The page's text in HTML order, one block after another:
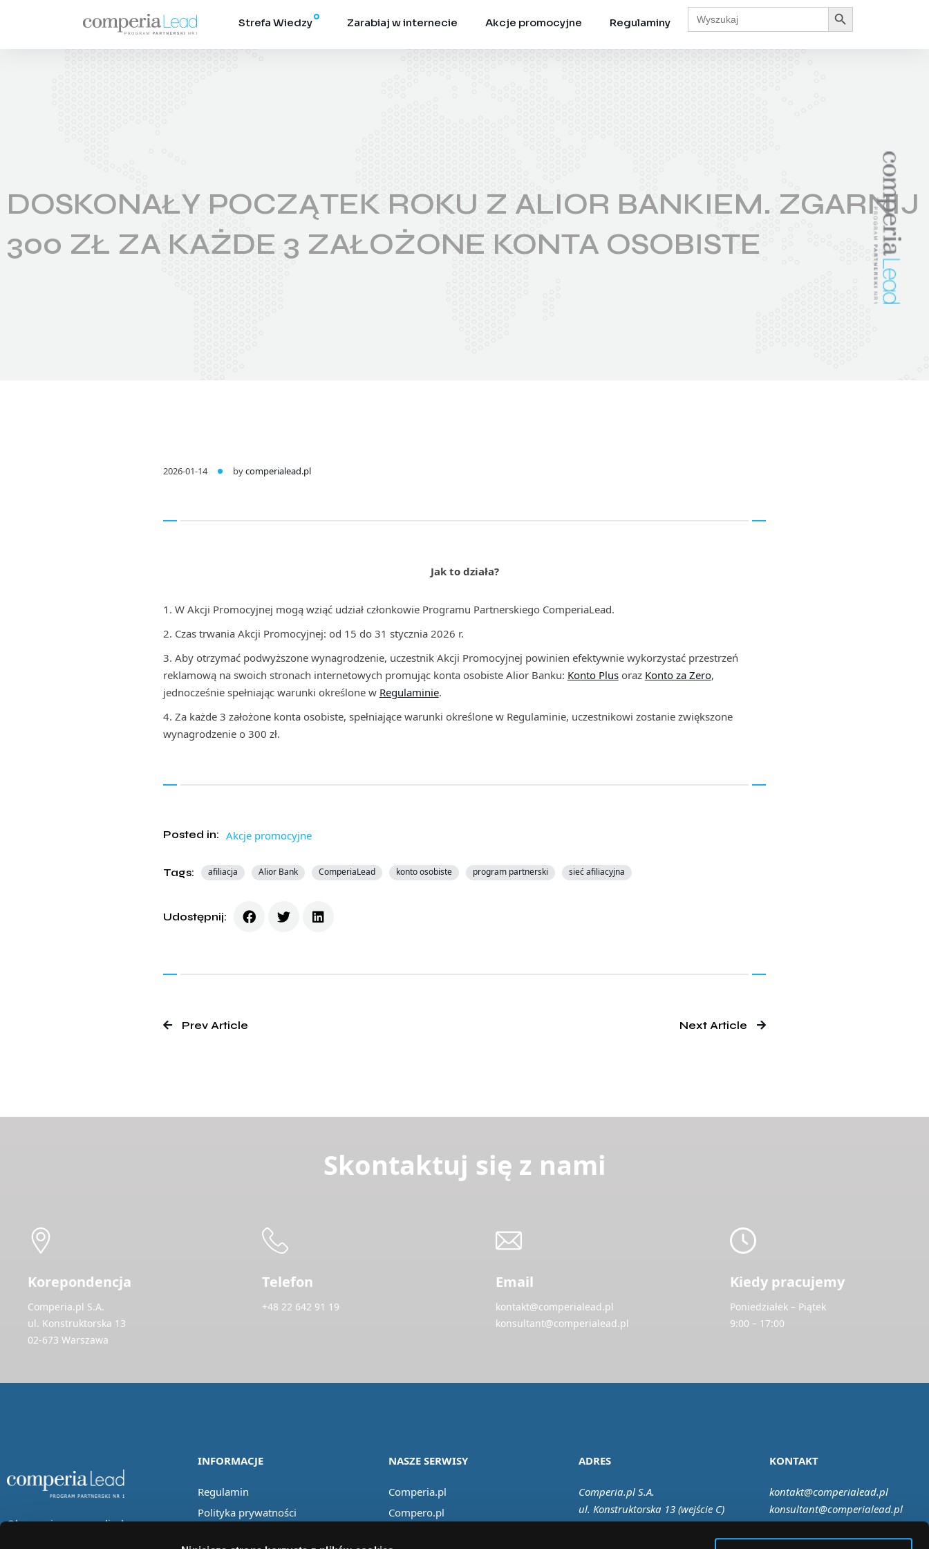
Strefa Wiedzy Zarabiaj w internecie Akcje promocyjne Regulaminy
Search
for:
Search Button
DOSKONAŁY POCZĄTEK ROKU Z ALIOR BANKIEM. ZGARNIJ
300 ZŁ ZA KAŻDE 3 ZAŁOŻONE KONTA OSOBISTE
2026-01-14 bycomperialead.pl
Jak to działa?
W Akcji Promocyjnej mogą wziąć udział członkowie Programu Partnerskiego ComperiaLead.
Czas trwania Akcji Promocyjnej: od 15 do 31 stycznia 2026 r.
Aby otrzymać podwyższone wynagrodzenie, uczestnik Akcji Promocyjnej powinien efektywnie wykorzystać przestrzeń
reklamową na swoich stronach internetowych promując konta osobiste Alior Banku: Konto Plusoraz Konto za Zero,
jednocześnie spełniając warunki określone w Regulaminie.
Za każde 3 założone konta osobiste, spełniające warunki określone w Regulaminie, uczestnikowi zostanie zwiększone
wynagrodzenie o 300 zł.
Posted in: Akcje promocyjne
Tags: afiliacja Alior Bank ComperiaLead konto osobiste program partnerski sieć afiliacyjna
Udostępnij:
Prev Article Next Article
Skontaktuj się z nami
Korepondencja
Comperia.pl S.A.
ul. Konstruktorska 13
02-673 Warszawa
Telefon
+48 22 642 91 19
Email
kontakt@comperialead.pl
konsultant@comperialead.pl
Kiedy pracujemy
Poniedziałek – Piątek
9:00 – 17:00
Obserwuj nas w mediach
INFORMACJE
Regulamin
Polityka prywatności
NASZE SERWISY
Comperia.pl
Compero.pl
ADRES
Comperia.pl S.A.
ul. Konstruktorska 13 (wejście C)
02-673 Warszawa
KONTAKT
kontakt@comperialead.pl
konsultant@comperialead.pl